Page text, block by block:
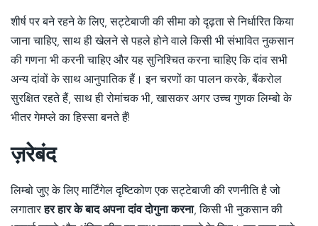
शीर्ष पर बने रहने के लिए, सट्टेबाजी की सीमा को दृढ़ता से निर्धारित किया
जाना चाहिए, साथ ही खेलने से पहले होने वाले किसी भी संभावित नुकसान
की गणना भी करनी चाहिए और यह सुनिश्चित करना चाहिए कि दांव सभी
अन्य दांवों के साथ आनुपातिक हैं। इन चरणों का पालन करके, बैंकरोल
सुरक्षित रहते हैं, साथ ही रोमांचक भी, खासकर अगर उच्च गुणक लिम्बो के
भीतर गेमप्ले का हिस्सा बनते हैं!
ज़रेबंद
लिम्बो जुए के लिए मार्टिंगेल दृष्टिकोण एक सट्टेबाजी की रणनीति है जो
लगातारहर हार के बाद अपना दांव दोगुना करना, किसी भी नुकसान की